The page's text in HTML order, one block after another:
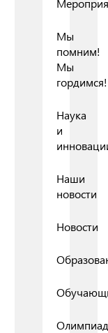
Мы
помним!
Мы
гордимся!
Наука
и
Наши
новости
Новости